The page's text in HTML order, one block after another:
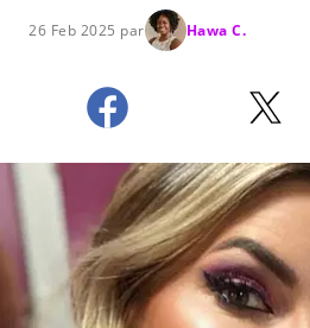
26 Feb 2025 par Hawa C.